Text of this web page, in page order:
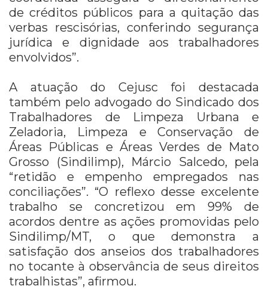
de créditos públicos para a quitação das
verbas rescisórias, conferindo segurança
jurídica e dignidade aos trabalhadores
envolvidos”.
A atuação do Cejusc foi destacada
também pelo advogado do Sindicado dos
Trabalhadores de Limpeza Urbana e
Zeladoria, Limpeza e Conservação de
Áreas Públicas e Áreas Verdes de Mato
Grosso (Sindilimp), Márcio Salcedo, pela
“retidão e empenho empregados nas
conciliações”. “O reflexo desse excelente
trabalho se concretizou em 99% de
acordos dentre as ações promovidas pelo
Sindilimp/MT, o que demonstra a
satisfação dos anseios dos trabalhadores
no tocante à observância de seus direitos
trabalhistas”, afirmou.